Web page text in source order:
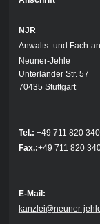
NJR
Anwalts- und Fach-
Neuner-Jehle
Unterländer Str. 57
70435 Stuttgart
Tel.: +49 711 820
Fax.:+49 711 820
E-Mail:
kanzlei@neuner-